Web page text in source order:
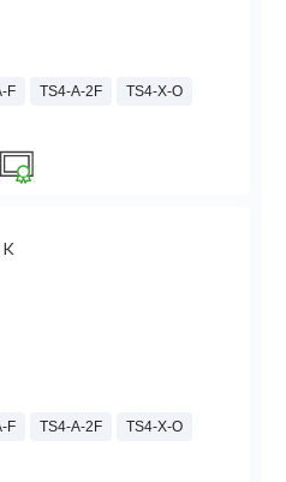
F TS4-A-2F TS4-X-O
K
F TS4-A-2F TS4-X-O